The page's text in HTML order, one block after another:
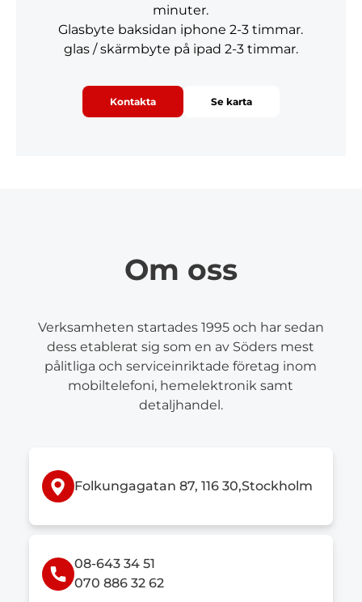
minuter.
Glasbyte baksidan iphone 2-3 timmar.
glas / skärmbyte på ipad 2-3 timmar.
Kontakta Se karta
Om oss
Verksamheten startades 1995 och har sedan
dess etablerat sig som en av Söders mest
pålitliga och serviceinriktade företag inom
mobiltelefoni, hemelektronik samt
detaljhandel.
Folkungagatan 87, 116 30,Stockholm
08-643 34 51
070 886 32 62